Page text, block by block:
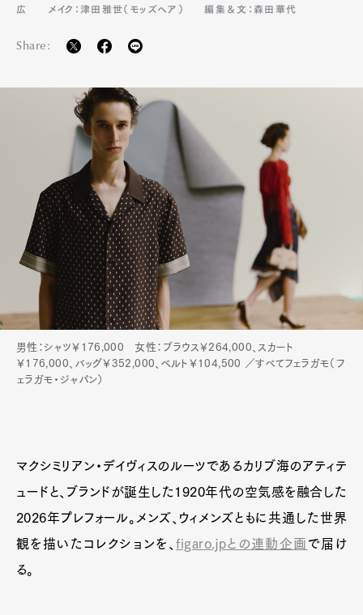
Art&Design WatchFashion
広
メイク：津田雅世（モッズヘア） 編集＆文：森田華代
Share:
男性：シャツ￥176,000 女性：ブラウス￥264,000、スカート
￥176,000、バッグ￥352,000、ベルト￥104,500 ／すべてフェラガモ（フ
ェラガモ・ジャパン）
マクシミリアン・デイヴィスのルーツであるカリブ海のアティテ
ュードと、ブランドが誕生した1920年代の空気感を融合した
2026年プレフォール。メンズ、ウィメンズともに共通した世界
観を描いたコレクションを、figaro.jpとの連動企画 で届け
る。